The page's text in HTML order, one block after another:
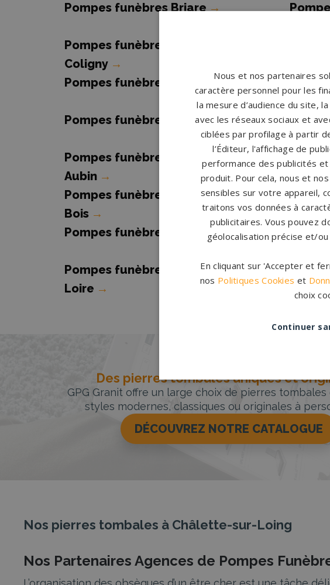
Pompes funèbres Briare→
Pompes funèbres Châtillon-
Coligny →
Pompes funèbres CHUELLES→
Pompes funèbres Gien →
Pompes funèbres La Ferté-Saint-
Aubin →
LOIRE
Pompes funèbres Neuville-aux-
Bois →
Pompes funèbres Patay →
Pompes funèbres Saint-Père-sur-
Loire →
Des pierres tombales uniques et
GPG Granit offre un large choix de pierres
styles modernes, classiques ou originales à
DÉCOUVREZ NOTRE CATALOGUE
Nos pierres tombales à Châlette-sur-Loing
Nos Partenaires Agences de Pompes
Nous et nos partenaires
caractère personnel pour les
la mesure d’audience du site,
avec les réseaux sociaux et
ciblées par profilage à partir
l’Éditeur, l'affichage de
performance des publicités
produit. Pour cela, nous et
sensibles sur votre appareil,
traitons vos données à
publicitaires. Vous pouvez
géolocalisation précise et/
En cliquant sur 'Accepter et
nos Politiques Cookies et
choix
Continuer